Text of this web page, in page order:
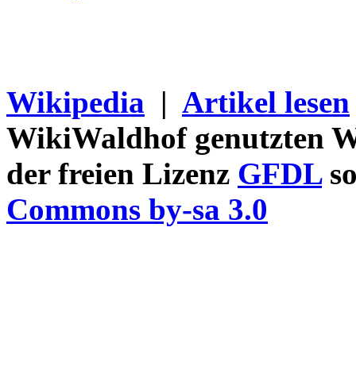
Wikipedia | Artikel lesen
WikiWaldhof genutzten
der freien Lizenz GFDL
Commons by-sa 3.0